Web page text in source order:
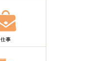
仕事